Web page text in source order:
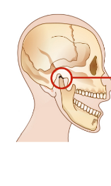
임플란트
치아교정
일반진료
턱관절